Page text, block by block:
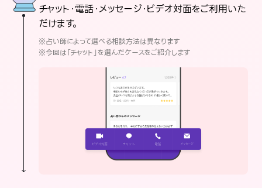
チャット・電話・メッセージ・ビデオ対面をご利用いた
だけます。
※占い師によって選べる相談方法は異なります
※今回は「チャット」を選んだケースをご紹介します